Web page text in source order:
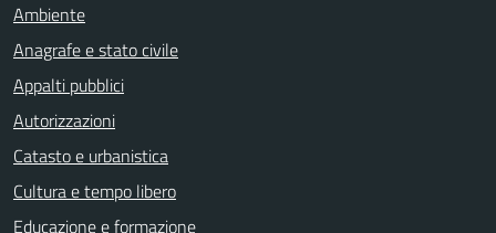
Ambiente
Anagrafe e stato civile
Appalti pubblici
Autorizzazioni
Catasto e urbanistica
Cultura e tempo libero
Educazione e formazione